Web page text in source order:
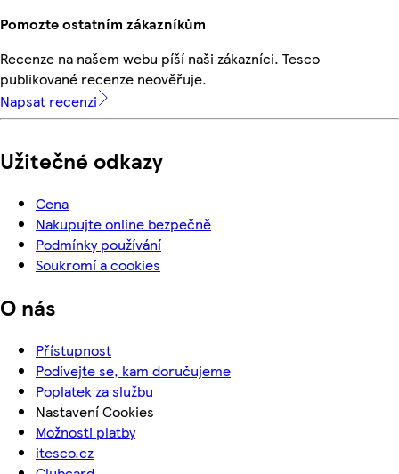
Pomozte ostatním zákazníkům
Recenze na našem webu píší naši zákazníci. Tesco
publikované recenze neověřuje.
Napsat recenzi
Užitečné odkazy
Cena
Nakupujte online bezpečně
Podmínky používání
Soukromí a cookies
O nás
Přístupnost
Podívejte se, kam doručujeme
Poplatek za službu
Nastavení Cookies
Možnosti platby
itesco.cz